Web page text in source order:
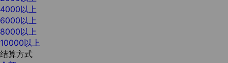
4000以上
6000以上
8000以上
10000以上
结算方式